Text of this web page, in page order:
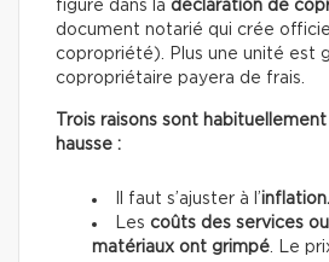
figure dans la déclaration de
document notarié qui crée
copropriété). Plus une unité est
copropriétaire payera de frais.
Trois raisons sont habituellement
hausse :
Il faut s’ajuster à l’inflation.
Les coûts des services
matériaux ont grimpé. Le